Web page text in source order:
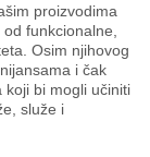
proizvodima
funkcionalne,
Osim njihovog
i čak
koji bi mogli učiniti
služe i